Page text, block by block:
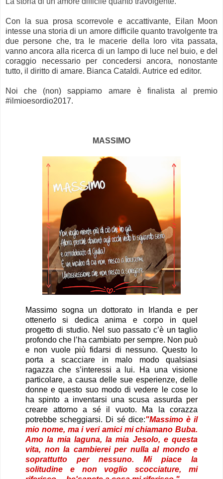
Con la sua prosa scorrevole e accattivante, Eilan Moon
intesse una storia di un amore difficile quanto travolgente tra
due persone che, tra le macerie della loro vita passata,
vanno ancora alla ricerca di un lampo di luce nel buio, e del
coraggio necessario per concedersi ancora, nonostante
tutto, il diritto di amare. Bianca Cataldi. Autrice ed editor.
Noi che (non) sappiamo amare è finalista al premio
#ilmioesordio2017.
MASSIMO
Massimo sogna un dottorato in Irlanda e per
ottenerlo si dedica anima e corpo in quel
progetto di studio. Nel suo passato c’è un taglio
profondo che l’ha cambiato per sempre. Non può
e non vuole più fidarsi di nessuno. Questo lo
porta a scacciare in malo modo qualsiasi
ragazza che s’interessi a lui. Ha una visione
particolare, a causa delle sue esperienze, delle
donne e questo suo modo di vedere le cose lo
ha spinto a inventarsi una scusa assurda per
creare attorno a sé il vuoto. Ma la corazza
potrebbe scheggiarsi. Di sé dice:"Massimo è il
mio nome, ma i veri amici mi chiamano Buba.
Amo la mia laguna, la mia Jesolo, e questa
vita, non la cambierei per nulla al mondo e
soprattutto per nessuno. Mi piace la
solitudine e non voglio scocciature, mi